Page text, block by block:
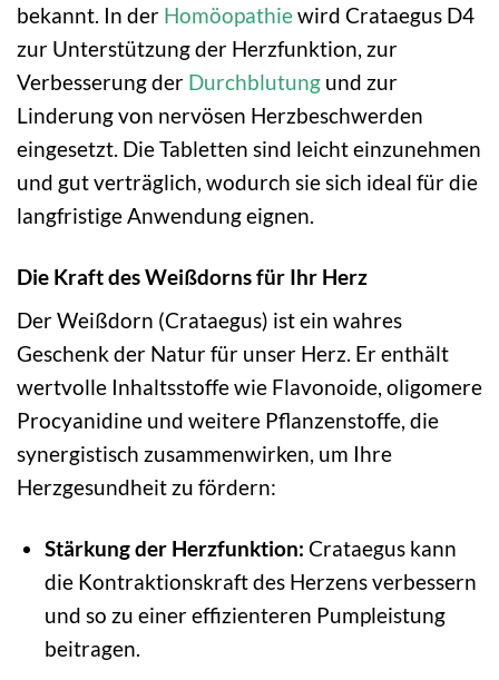
bekannt. In der Homöopathiewird Crataegus D4
zur Unterstützung der Herzfunktion, zur
Verbesserung der Durchblutung und zur
Linderung von nervösen Herzbeschwerden
eingesetzt. Die Tabletten sind leicht einzunehmen
und gut verträglich, wodurch sie sich ideal für die
langfristige Anwendung eignen.
Die Kraft des Weißdorns für Ihr Herz
Der Weißdorn (Crataegus) ist ein wahres
Geschenk der Natur für unser Herz. Er enthält
wertvolle Inhaltsstoffe wie Flavonoide, oligomere
Procyanidine und weitere Pflanzenstoffe, die
synergistisch zusammenwirken, um Ihre
Herzgesundheit zu fördern:
Stärkung der Herzfunktion: Crataegus kann
die Kontraktionskraft des Herzens verbessern
und so zu einer effizienteren Pumpleistung
beitragen.